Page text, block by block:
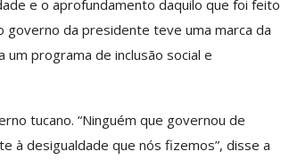
e o aprofundamento daquilo que foi feito
governo da presidente teve uma marca da
um programa de inclusão social e
tucano. “Ninguém que governou de
à desigualdade que nós fizemos”, disse a
Comunicacao 5 ago, 2026